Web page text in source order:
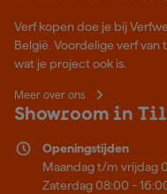
Verf kopen doe je bij
België. Voordelige verf
wat je project ook is.
Meer over ons
Showroom in
Openingstijden
Maandag t/m vrijdag
Zaterdag 08:00 -